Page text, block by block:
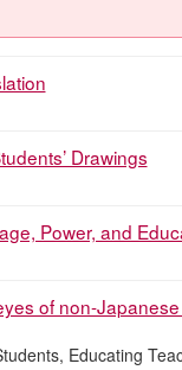
Drawings
Power, and
of non-Japanese
Educating